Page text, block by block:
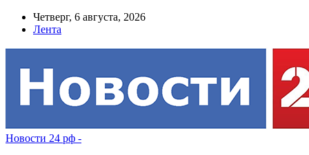
Четверг, 6 августа, 2026
Лента
Новости 24 рф -